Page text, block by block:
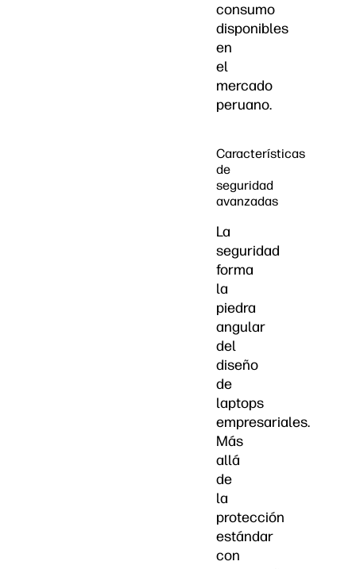
consumo
disponibles
en
el
mercado
peruano.
Características
de
seguridad
avanzadas
La
seguridad
forma
la
piedra
angular
del
diseño
de
laptops
empresariales.
Más
allá
de
la
protección
estándar
con